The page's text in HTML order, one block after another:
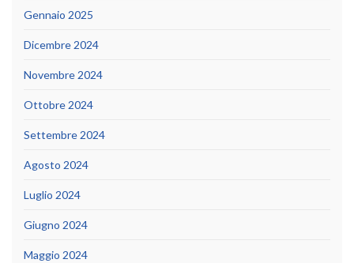
Gennaio 2025
Dicembre 2024
Novembre 2024
Ottobre 2024
Settembre 2024
Agosto 2024
Luglio 2024
Giugno 2024
Maggio 2024